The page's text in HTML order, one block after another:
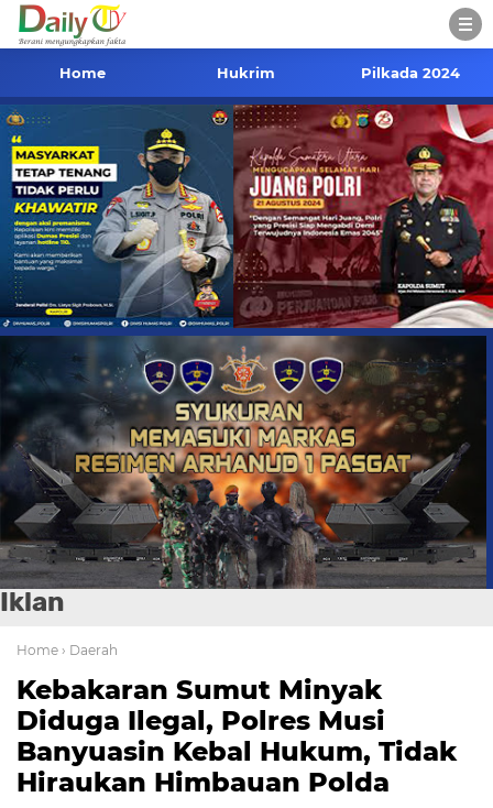
Home Hukrim Pilkada 2024
Iklan
Home › Daerah
Kebakaran Sumut Minyak
Diduga Ilegal, Polres Musi
Banyuasin Kebal Hukum, Tidak
Hiraukan Himbauan Polda